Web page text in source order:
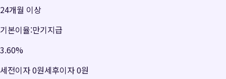
24개월 이상
기본이율:만기지급
3.60%
세전이자0원세후이자0원